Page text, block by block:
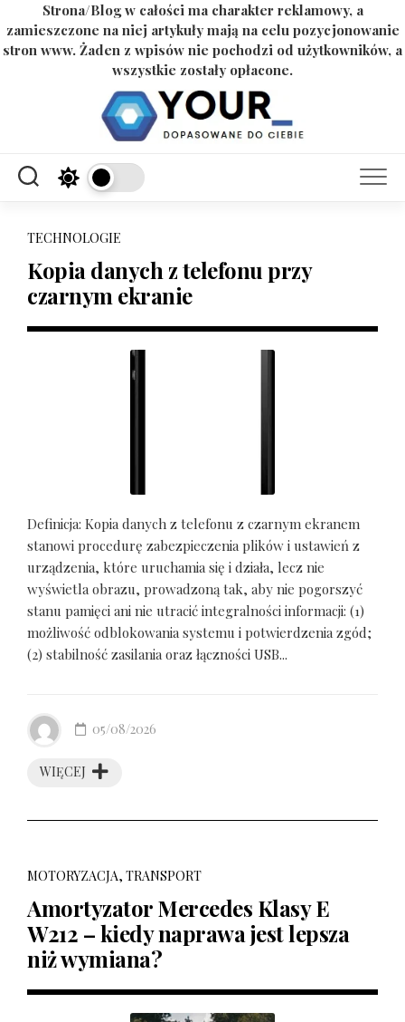
Strona/Blog w całości ma charakter reklamowy, a
zamieszczone na niej artykuły mają na celu pozycjonowanie
stron www. Żaden z wpisów nie pochodzi od użytkowników, a
wszystkie zostały opłacone.
TECHNOLOGIE
Kopia danych z telefonu przy
czarnym ekranie
Definicja: Kopia danych z telefonu z czarnym ekranem
stanowi procedurę zabezpieczenia plików i ustawień z
urządzenia, które uruchamia się i działa, lecz nie
wyświetla obrazu, prowadzoną tak, aby nie pogorszyć
stanu pamięci ani nie utracić integralności informacji: (1)
możliwość odblokowania systemu i potwierdzenia zgód;
(2) stabilność zasilania oraz łączności USB...
WIĘCEJ
05/08/2026
MOTORYZACJA, TRANSPORT
Amortyzator Mercedes Klasy E
W212 – kiedy naprawa jest lepsza
niż wymiana?